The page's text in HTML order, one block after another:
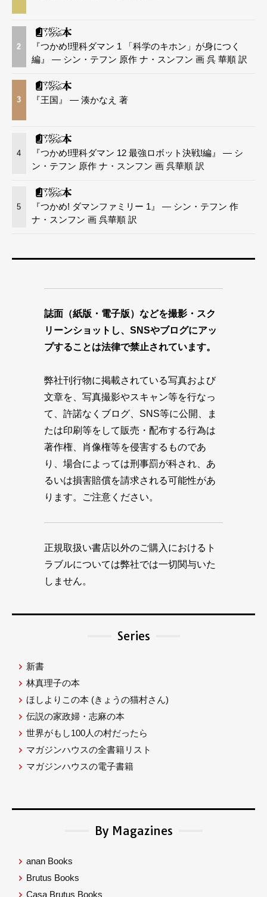
2
『つかめ!理科ダマン 1 「科学のキホン」が身につく
編』 — シン・テフン 原作 ナ・スンフン 画 呉 華順 訳
3 『王国』 — 湊かなえ 著
4
『つかめ!理科ダマン 12 最強ロボット決戦!編』 — シ
ン・テフン 原作 ナ・スンフン 画 呉華順 訳
5
『つかめ! ダマンファミリー 1』 — シン・テフン 作
ナ・スンフン 画 呉華順 訳
誌面（紙版・電子版）などを撮影・スク
リーンショットし、SNSやブログにアッ
プすることは法律で禁止されています。
弊社刊行物に掲載されている写真および
文章を、写真撮影やスキャン等を行なっ
て、許諾なくブログ、SNS等に公開、ま
たは印刷等をして販売・配布する行為は
著作権、肖像権等を侵害するものであ
り、場合によっては刑事罰が科され、あ
るいは損害賠償を請求される可能性があ
ります。ご注意ください。
正規取扱い書店以外のご購入におけるト
ラブルについては弊社では一切関与いた
しません。
Series
新書
林真理子の本
ほしよりこの本 (きょうの猫村さん)
伝説の家政婦・志麻の本
世界がもし100人の村だったら
マガジンハウスの全書籍リスト
マガジンハウスの電子書籍
By Magazines
anan Books
Brutus Books
Casa Brutus Books